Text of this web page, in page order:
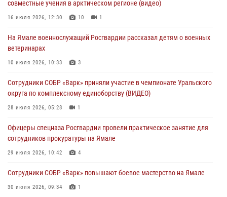
поздравил специалистов подразделений тыла с профессиональным
праздником
Сотрудники СОБР «Варк» повышают боевое мастерство на Ямале
30 июля 2026, 09:34 1
Офицеры спецназа Росгвардии провели практическое занятие для
сотрудников прокуратуры на Ямале
29 июля 2026, 10:42 4
совместные учения в арктическом регионе (видео)
16 июля 2026, 12:30 10 1
На Ямале военнослужащий Росгвардии рассказал детям о военных
ветеринарах
10 июля 2026, 10:33 3
Сотрудники СОБР «Варк» приняли участие в чемпионате Уральского
округа по комплексному единоборству (ВИДЕО)
28 июля 2026, 05:28 1
Офицеры спецназа Росгвардии провели практическое занятие для
сотрудников прокуратуры на Ямале
29 июля 2026, 10:42 4
Сотрудники СОБР «Варк» повышают боевое мастерство на Ямале
30 июля 2026, 09:34 1